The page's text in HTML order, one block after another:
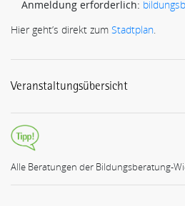
Anmeldung erforderlich:
Hier geht’s direkt zum Stadtplan.
Veranstaltungsübersicht
Alle Beratungen der Bildungsberatung-